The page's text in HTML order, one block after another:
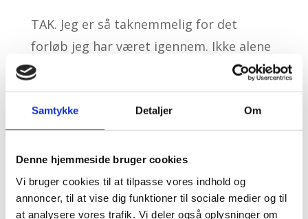
Samtykke Detaljer Om
Denne hjemmeside bruger cookies
Vi bruger cookies til at tilpasse vores indhold og
annoncer, til at vise dig funktioner til sociale medier og til
at analysere vores trafik. Vi deler også oplysninger om
TAK. Jeg er så taknemmelig for det
forløb jeg har været igennem. Ikke alene
har jeg nu normale celler igen, men jeg
er også blevet ført ind i en guddommelig
vis verden. Jeg er blevet klogere på mig
selv og på universets guddommelige
kræfter. Og det alene ved samtaler/fjern
healing over telefon og to møder.
Da jeg talte med Dorrit første gang var